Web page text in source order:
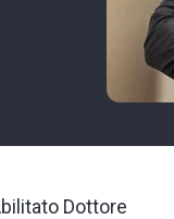
Dottore